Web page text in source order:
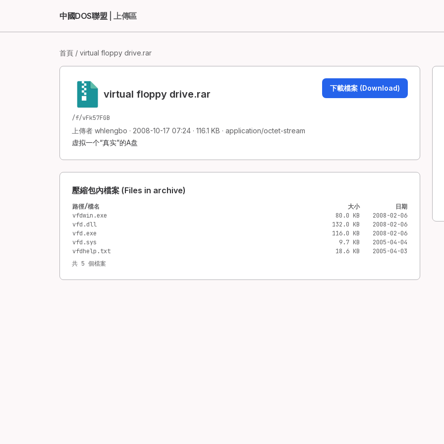
中國DOS聯盟 | 上傳區
首頁 / virtual floppy drive.rar
virtual floppy drive.rar
/f/vFk57FGB
上傳者 whlengbo · 2008-10-17 07:24 · 116.1 KB · application/octet-stream
虚拟一个“真实”的A盘
下載檔案 (Download)
壓縮包內檔案 (Files in archive)
路徑/檔名 大小
日期
vfdwin.exe
80.0 KB
2008-02-06
vfd.dll
132.0 KB
2008-02-06
vfd.exe
116.0 KB
2008-02-06
vfd.sys
9.7 KB
2005-04-04
vfdhelp.txt
18.6 KB
2005-04-03
共 5 個檔案